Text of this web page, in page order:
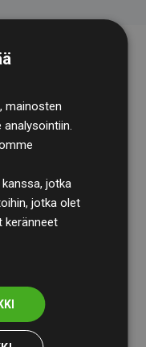
läpi
investoinnit
–
mainosten
jotka
jotka olet
keränneet